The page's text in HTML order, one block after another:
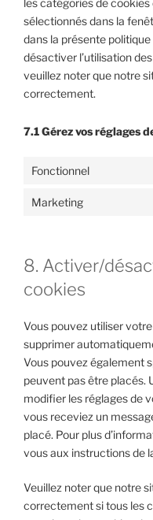
les catégories de cookies
sélectionnés dans la
dans la présente
désactiver l’utilisation
veuillez noter que notre
correctement.
7.1 Gérez vos réglages
Fonctionnel
Marketing
8. Activer/
cookies
Vous pouvez utiliser
supprimer
Vous pouvez également
peuvent pas être placés.
modifier les réglages de
vous receviez un
placé. Pour plus
vous aux instructions de
Veuillez noter que notre
correctement si tous les